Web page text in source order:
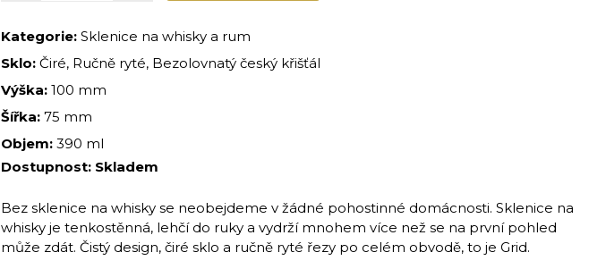
Kategorie: Sklenice na whisky a rum
Sklo: Čiré, Ručně ryté, Bezolovnatý český křišťál
Výška: 100 mm
Šířka: 75 mm
Objem: 390 ml
Dostupnost: Skladem
Bez sklenice na whisky se neobejdeme v žádné pohostinné domácnosti. Sklenice na
whisky je tenkostěnná, lehčí do ruky a vydrží mnohem více než se na první pohled
může zdát. Čistý design, čiré sklo a ručně ryté řezy po celém obvodě, to je Grid.